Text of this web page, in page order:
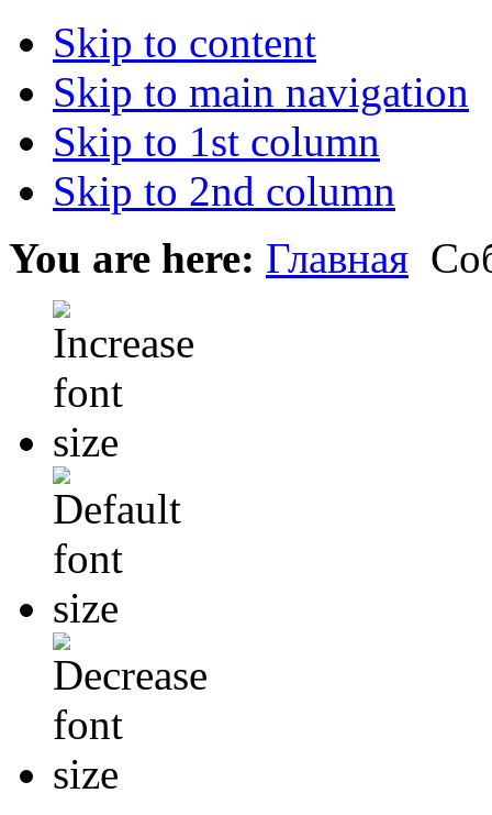
Skip to content
Skip to main navigation
Skip to 1st column
Skip to 2nd column
You are here: Главная